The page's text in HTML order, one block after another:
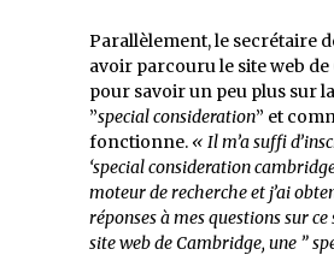
Parallèlement, le secrétaire
avoir parcouru le site web
pour savoir un peu plus sur
”specialconsideration” et
fonctionne. « Il m’a suffi
‘special consideration
moteur de recherche et j’ai
réponses à mes questions sur ce
site web de Cambridge, une ”